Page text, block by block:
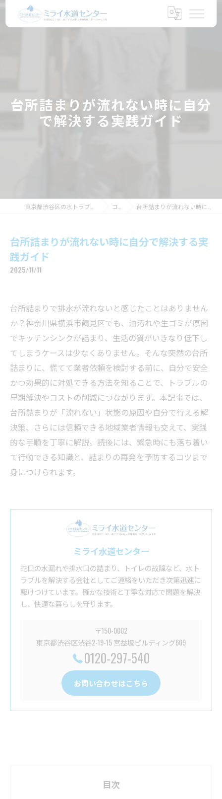
台所詰まりが流れない時に自分
で解決する実践ガイド
コラム 台所詰まりが流れない時に自分で解決する実践ガイド
台所詰まりが流れない時に自分で解決する実
践ガイド
2025/11/11
台所詰まりで排水が流れないと感じたことはありません
か？神奈川県横浜市鶴見区でも、油汚れや生ゴミが原因
でキッチンシンクが詰まり、生活の質がいきなり低下し
てしまうケースは少なくありません。そんな突然の台所
詰まりに、慌てて業者依頼を検討する前に、自分で安全
かつ効果的に対処できる方法を知ることで、トラブルの
早期解決やコストの削減につながります。本記事では、
台所詰まりが「流れない」状態の原因や自分で行える解
決策、さらには信頼できる地域業者情報も交えて、実践
的な手順を丁寧に解説。読後には、緊急時にも落ち着い
て行動できる知識と、詰まりの再発を予防するコツまで
身につけられます。
ミライ水道センター
蛇口の水漏れや排水口の詰まり、トイレの故障など、水ト
ラブルを解決する会社としてご連絡をいただき次第迅速に
駆けつけています。確かな技術と丁寧な対応で問題を解決
し、快適な暮らしを守ります。
〒150-0002
東京都渋谷区渋谷2-19-15 宮益坂ビルディング609
0120-297-540
お問い合わせはこちら
目次